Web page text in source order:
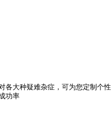
各大种疑难杂症，可为您定制个性
功率